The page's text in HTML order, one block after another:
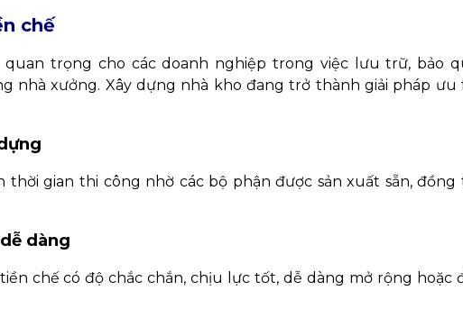
chế
trọng cho các doanh nghiệp trong việc lưu trữ, bảo
nhà xưởng. Xây dựng nhà kho đang trở thành giải pháp ưu
thời gian thi công nhờ các bộ phận được sản xuất sẵn, đồng
dàng
chế có độ chắc chắn, chịu lực tốt, dễ dàng mở rộng hoặc